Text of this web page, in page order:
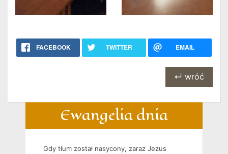
FACEBOOK TWITTER EMAIL
↵ wróć
Ewangelia dnia
Gdy tłum został nasycony, zaraz Jezus